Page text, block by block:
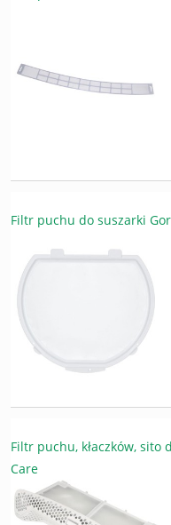
Filtr puchu do suszarki
Filtr puchu, kłaczków, sito
Care